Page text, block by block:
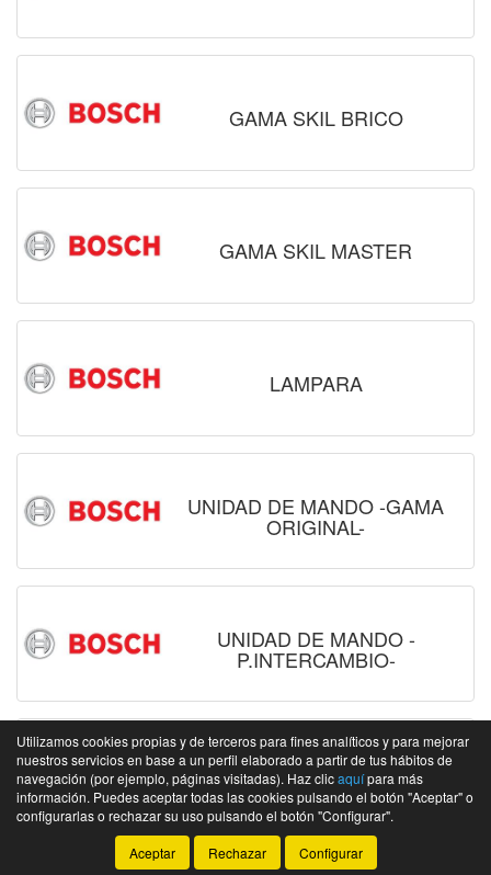
GAMA SKIL BRICO
GAMA SKIL MASTER
LAMPARA
UNIDAD DE MANDO -GAMA
ORIGINAL-
UNIDAD DE MANDO -
P.INTERCAMBIO-
INYECTOR
Utilizamos cookies propias y de terceros para fines analíticos y para mejorar
nuestros servicios en base a un perfil elaborado a partir de tus hábitos de
navegación (por ejemplo, páginas visitadas). Haz clicaquípara más
información. Puedes aceptar todas las cookies pulsando el botón "Aceptar" o
configurarlas o rechazar su uso pulsando el botón "Configurar".
Aceptar
Rechazar Configurar